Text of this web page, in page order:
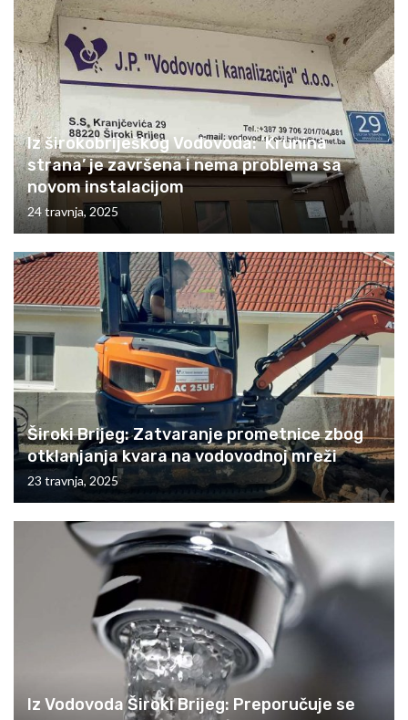
Iz širokobriješkog Vodovoda: ‘Krunina
strana’ je završena i nema problema sa
novom instalacijom
24 travnja, 2025
Široki Brijeg: Zatvaranje prometnice zbog
otklanjanja kvara na vodovodnoj mreži
23 travnja, 2025
Iz Vodovoda Široki Brijeg: Preporučuje se